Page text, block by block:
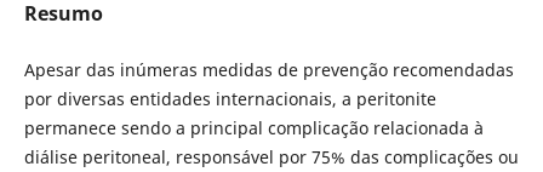
Resumo
Apesar das inúmeras medidas de prevenção recomendadas
por diversas entidades internacionais, a peritonite
permanece sendo a principal complicação relacionada à
diálise peritoneal, responsável por 75% das complicações ou